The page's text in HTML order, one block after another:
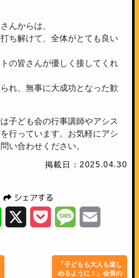
んからは、
打ち解けて、全体がとても良い
トの皆さんが優しく接してくれ
れ、無事に大成功となった歓
子ども会の行事講師やアシス
行っています。お気軽にアシ
い合わせください。
掲載日：2025.04.30
シェアする
Line Pocket Message
「子どもも大人も楽し
めるように！」会長の